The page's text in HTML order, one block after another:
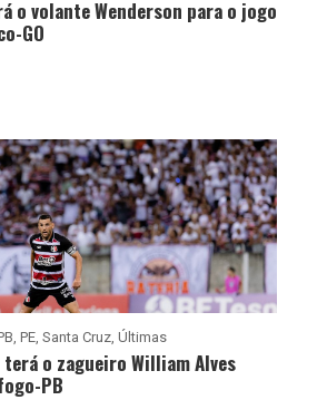
o volante Wenderson para o jogo
GO
PE, Santa Cruz, Últimas
o zagueiro William Alves
PB